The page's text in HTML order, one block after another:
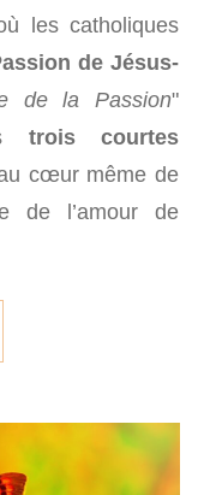
les catholiques
de Jésus-
de la Passion"
trois courtes
cœur même de
de l’amour de